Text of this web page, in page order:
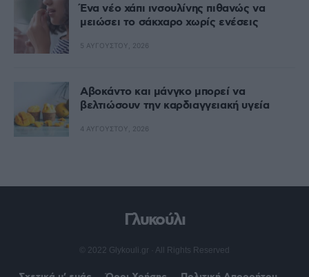
Ένα νέο χάπι ινσουλίνης πιθανώς να
μειώσει το σάκχαρο χωρίς ενέσεις
5 ΑΥΓΟΎΣΤΟΥ, 2026
Αβοκάντο και μάνγκο μπορεί να
βελτιώσουν την καρδιαγγειακή υγεία
4 ΑΥΓΟΎΣΤΟΥ, 2026
Γλυκούλι
© 2022 Glykouli.gr · All Rights Reserved